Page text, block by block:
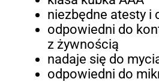
niezbędne atesty i
odpowiedni do
z żywnością
nadaje się do
odpowiedni do